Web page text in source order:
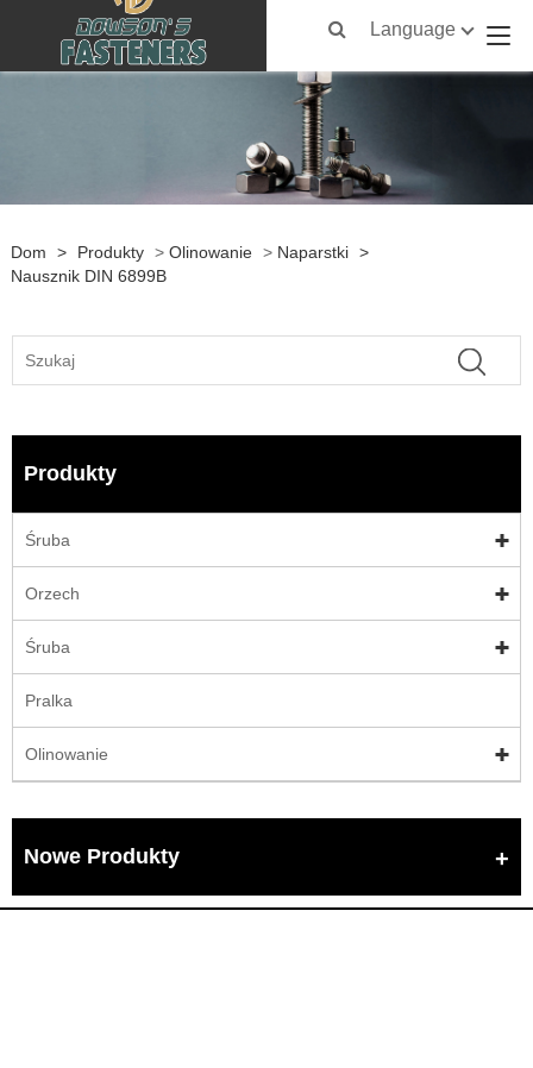
Language
Dom > Produkty > Olinowanie > Naparstki >
Nausznik DIN 6899B
Produkty
Śruba
Orzech
Śruba
Pralka
Olinowanie
Nowe Produkty